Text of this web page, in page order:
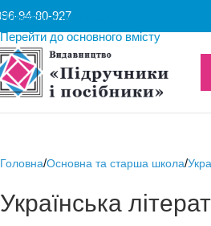
Перейти до навігації
Перейти до основного вмісту
94-80-927
Головна/Основна та старша школа/
Українська